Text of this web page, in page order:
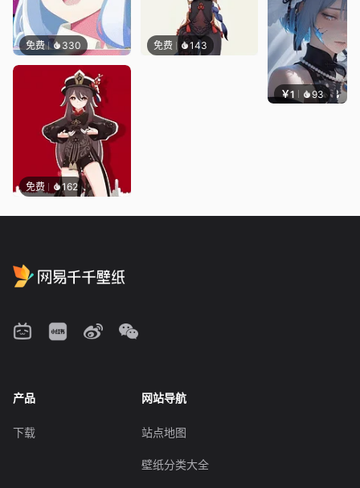
免费 330 免费 143
免费 162
￥1 93 辰东
产品
下载
网站导航
站点地图
壁纸分类大全